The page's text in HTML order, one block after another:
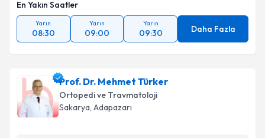
En Yakın Saatler
Yarın
08:30
Yarın
09:00
Yarın
09:30 Daha Fazla
Prof. Dr. Mehmet Türker
Ortopedi ve Travmatoloji
Sakarya, Adapazarı